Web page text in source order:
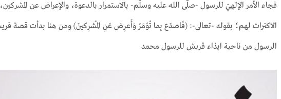
فجاء الأمر الإلهيّ للرسول -صلّى الله عليه وسلّم- بالاستمرار بالدعوة، والإعراض عن
الاكتراث لهم؛ بقوله -تعالى-: (فَاصدَع بِما تُؤمَرُ وَأَعرِض عَنِ المُشرِكينَ) ومن هنا بدأت قصة
الرسول من ناحية ايذاء قريش للرسول محمد